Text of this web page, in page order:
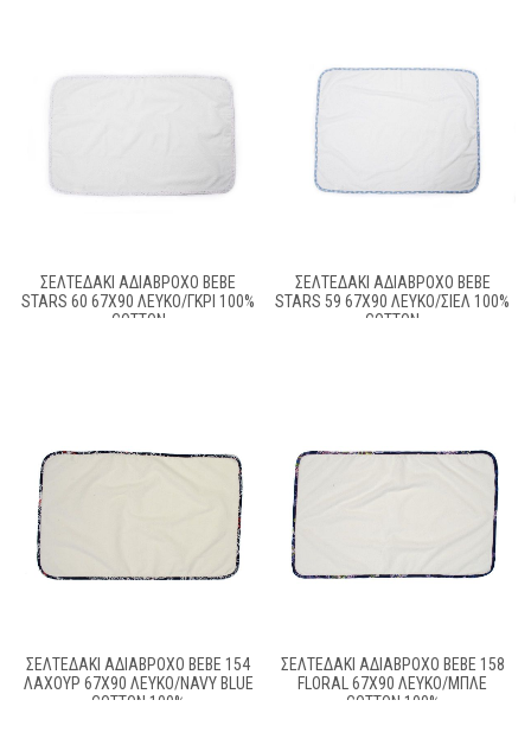
ΣΕΛΤΕΔΆΚΙ ΑΔΙΆΒΡΟΧΟ BEBE
STARS 60 67X90 ΛΕΥΚΌ/ΓΚΡΙ 100%
COTTON
ΣΕΛΤΕΔΆΚΙ ΑΔΙΆΒΡΟΧΟ BEBE
STARS 59 67X90 ΛΕΥΚΌ/ΣΙΕΛ 100%
COTTON
ΣΕΛΤΕΔΆΚΙ ΑΔΙΆΒΡΟΧΟ BEBE 154
ΛΑΧΟΎΡ 67X90 ΛΕΥΚΌ/NAVY BLUE
COTTON 100%
ΣΕΛΤΕΔΆΚΙ ΑΔΙΆΒΡΟΧΟ BEBE 158
FLORAL 67X90 ΛΕΥΚΌ/ΜΠΛΕ
COTTON 100%